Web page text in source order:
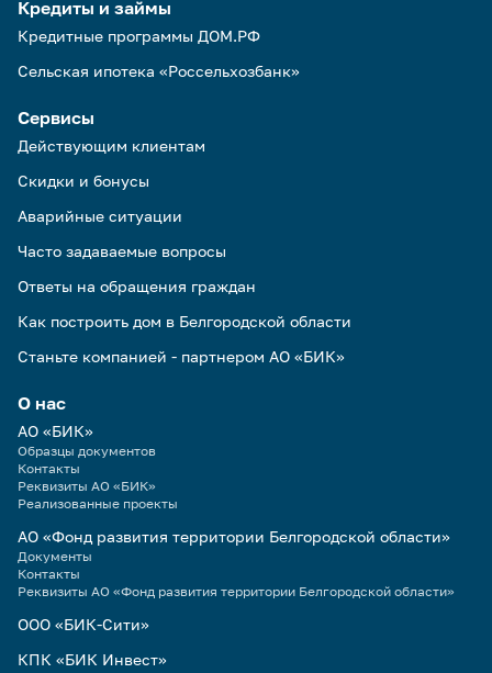
Кредиты и займы
Кредитные программы ДОМ.РФ
Сельская ипотека «Россельхозбанк»
Сервисы
Действующим клиентам
Скидки и бонусы
Аварийные ситуации
Часто задаваемые вопросы
Ответы на обращения граждан
Как построить дом в Белгородской области
Станьте компанией - партнером АО «БИК»
О нас
АО «БИК»
Образцы документов
Контакты
Реквизиты АО «БИК»
Реализованные проекты
АО «Фонд развития территории Белгородской области»
Документы
Контакты
Реквизиты АО «Фонд развития территории Белгородской области»
ООО «БИК-Сити»
КПК «БИК Инвест»